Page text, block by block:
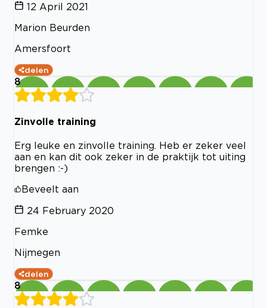
12 April 2021
Marion Beurden
Amersfoort
delen
8
Zinvolle training
Erg leuke en zinvolle training. Heb er zeker veel
aan en kan dit ook zeker in de praktijk tot uiting
brengen :-)
Beveelt aan
24 February 2020
Femke
Nijmegen
delen
8